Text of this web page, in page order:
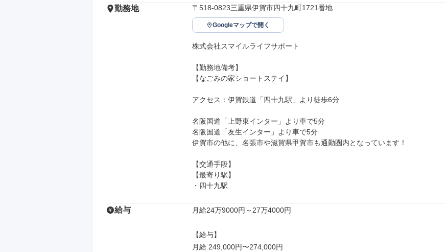
勤務地 〒518-0823三重県伊賀市四十九町1721番地
Googleマップで開く
株式会社スマイルライフサポート
【勤務地備考】
【なごみの家ショートステイ】
アクセス：伊賀鉄道「四十九駅」より徒歩6分
名阪国道「上野東インター」より車で5分
名阪国道「友生インター」より車で5分
伊賀市の他に、名張市や滋賀県甲賀市も通勤圏内となっています！
【交通手段】
【最寄り駅】
・四十九駅
給与 月給24万9000円～27万4000円
【給与】
月給 249,000円〜274,000円